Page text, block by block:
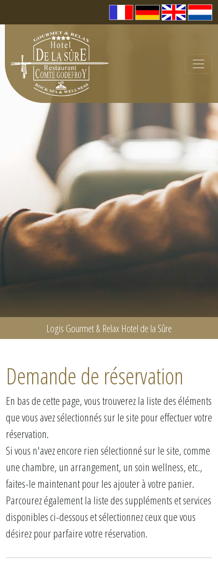
Logis Gourmet & Relax Hotel de la Sûre
Demande de réservation
En bas de cette page, vous trouverez la liste des éléments
que vous avez sélectionnés sur le site pour effectuer votre
réservation.
Si vous n'avez encore rien sélectionné sur le site, comme
une chambre, un arrangement, un soin wellness, etc.,
faites-le maintenant pour les ajouter à votre panier.
Parcourez également la liste des suppléments et services
disponibles ci-dessous et sélectionnez ceux que vous
désirez pour parfaire votre réservation.